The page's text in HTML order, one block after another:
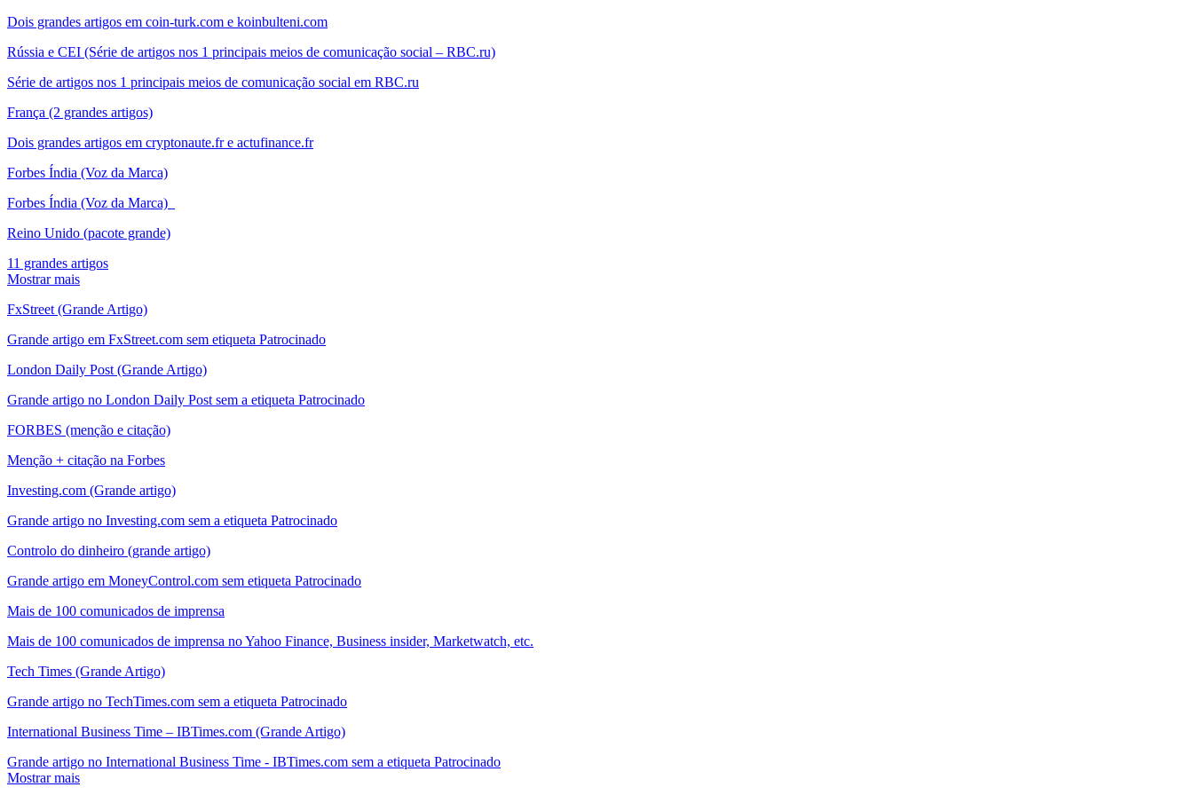
Dois grandes artigos em coin-turk.com e koinbulteni.com
Rússia e CEI (Série de artigos nos 1 principais meios de comunicação social – RBC.ru)
Série de artigos nos 1 principais meios de comunicação social em RBC.ru
França (2 grandes artigos)
Dois grandes artigos em cryptonaute.fr e actufinance.fr
Forbes Índia (Voz da Marca)
Forbes Índia (Voz da Marca)
Reino Unido (pacote grande)
11 grandes artigos
Mostrar mais
FxStreet (Grande Artigo)
Grande artigo em FxStreet.com sem etiqueta Patrocinado
London Daily Post (Grande Artigo)
Grande artigo no London Daily Post sem a etiqueta Patrocinado
FORBES (menção e citação)
Menção + citação na Forbes
Investing.com (Grande artigo)
Grande artigo no Investing.com sem a etiqueta Patrocinado
Controlo do dinheiro (grande artigo)
Grande artigo em MoneyControl.com sem etiqueta Patrocinado
Mais de 100 comunicados de imprensa
Mais de 100 comunicados de imprensa no Yahoo Finance, Business insider, Marketwatch, etc.
Tech Times (Grande Artigo)
Grande artigo no TechTimes.com sem a etiqueta Patrocinado
International Business Time – IBTimes.com (Grande Artigo)
Grande artigo no International Business Time - IBTimes.com sem a etiqueta Patrocinado
Mostrar mais